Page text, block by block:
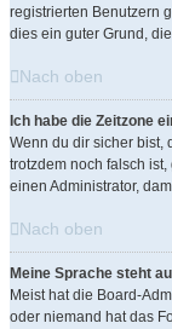
registrierten Benutzern
dies ein guter Grund,
Nach oben
Ich habe die Zeitzone
Wenn du dir sicher bist,
trotzdem noch falsch
einen Administrator,
Nach oben
Meine Sprache steht
Meist hat die Board-
oder niemand hat das